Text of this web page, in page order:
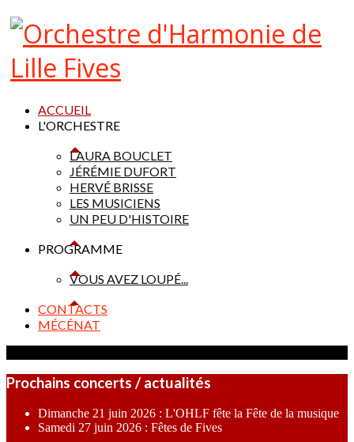
ACCUEIL
L'ORCHESTRE
LAURA BOUCLET
JÉRÉMIE DUFORT
HERVÉ BRISSE
LES MUSICIENS
UN PEU D'HISTOIRE
PROGRAMME
VOUS AVEZ LOUPÉ...
CONTACTS
MÉCÉNAT
Prochains concerts / actualités
Dimanche 21 juin 2026 : L'OHLF fête la Fête de la musique
Samedi 27 juin 2026 : Fêtes de Fives